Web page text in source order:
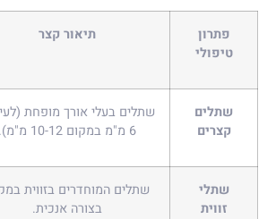
פתרון
טיפולי
תיאור קצר
שתלים
קצרים
שתלים בעלי אורך מופחת
6 מ"מ במקום 10-12 מ"מ).
שתלי
זווית
שתלים המוחדרים בזווית
בצורה אנכית.